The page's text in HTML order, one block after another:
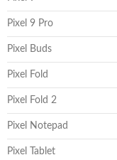
Pixel 9 Pro
Pixel Buds
Pixel Fold
Pixel Fold 2
Pixel Notepad
Pixel Tablet